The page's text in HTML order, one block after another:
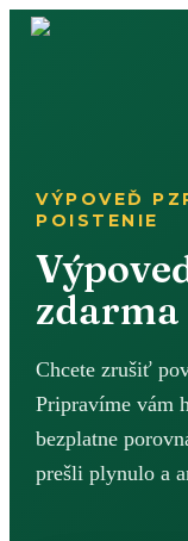
VÝPOVEĎ
POISTENIE
Chcete zrušiť
Pripravíme vám
bezplatne
prešli plynulo a